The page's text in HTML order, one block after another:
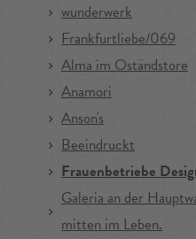
wunderwerk
Frankfurtliebe/069
Alma im Oständstore
Anamori
Anson's
Beeindruckt
Frauenbetriebe
Galeria an der
mitten im Leben.